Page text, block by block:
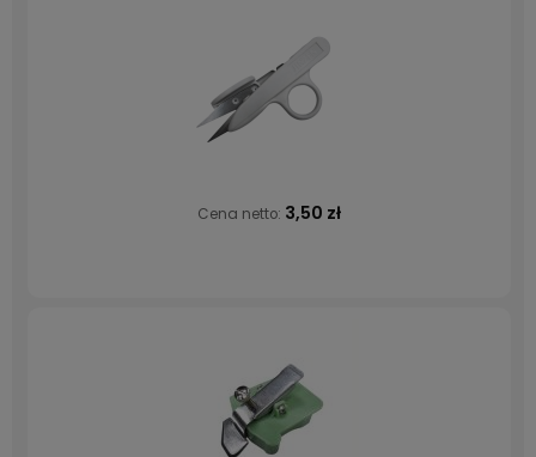
Cena netto: 3,50 zł